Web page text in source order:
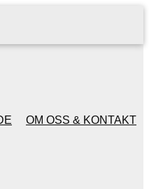
OM OSS & KONTAKT